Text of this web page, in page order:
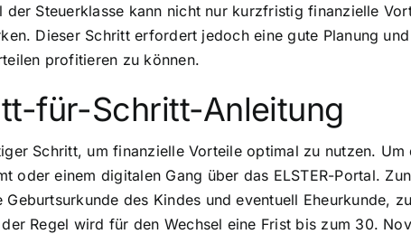
Steuerklasse kann nicht nur kurzfristig finanzielle
Dieser Schritt erfordert jedoch eine gute Planung
profitieren zu können.
für-Schritt-Anleitung
Schritt, um finanzielle Vorteile optimal zu nutzen. Um
oder einem digitalen Gang über das ELSTER-Portal.
des Kindes und eventuell Eheurkunde,
Regel wird für den Wechsel eine Frist bis zum 30.